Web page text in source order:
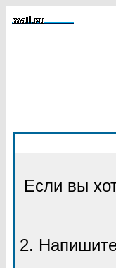
Если вы
2.